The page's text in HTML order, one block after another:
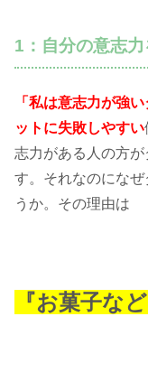
1：自分の意志
「私は意志力が強
ットに失敗しやすい
志力がある人の方
す。それなのにな
うか。その理由は
『お菓子な